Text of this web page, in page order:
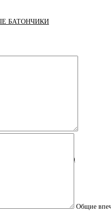
БАТОНЧИКИ
(НАТУРАЛЬНЫЙ)
Общие